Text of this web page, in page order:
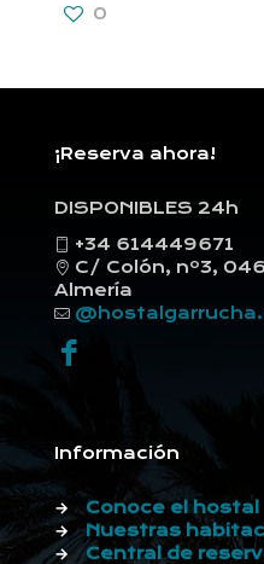
0
¡Reserva ahora!
DISPONIBLES 24h
+34 614449671
C/ Colón, nº3,
Almería
Información
→
Conoce el hostal
→
Nuestras
→
Central de